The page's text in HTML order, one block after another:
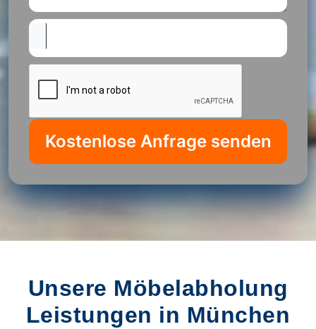
Kostenlose Anfrage senden
Unsere Möbelabholung
Leistungen in München